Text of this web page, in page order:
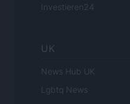
Investieren24
UK
News Hub UK
Lgbtq News